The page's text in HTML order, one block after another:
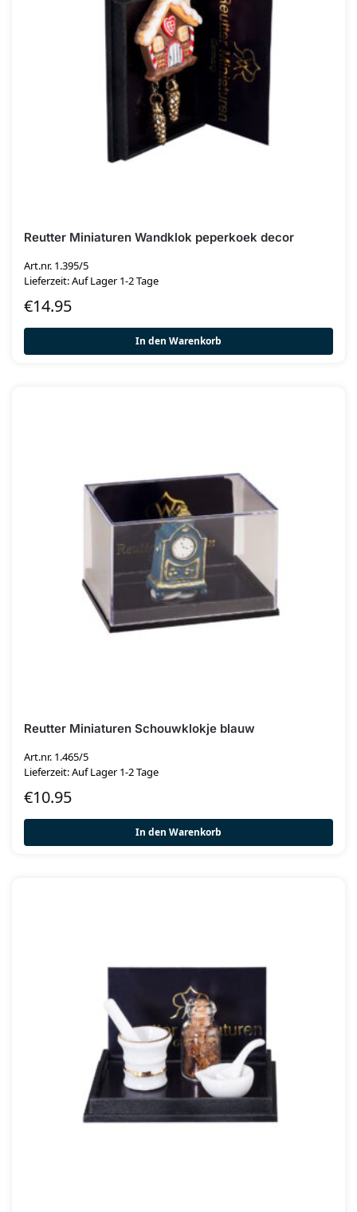
Reutter Miniaturen Wandklok peperkoek decor
Art.nr. 1.395/5
Lieferzeit: Auf Lager 1-2 Tage
€14.95
In den Warenkorb
Reutter Miniaturen Schouwklokje blauw
Art.nr. 1.465/5
Lieferzeit: Auf Lager 1-2 Tage
€10.95
In den Warenkorb